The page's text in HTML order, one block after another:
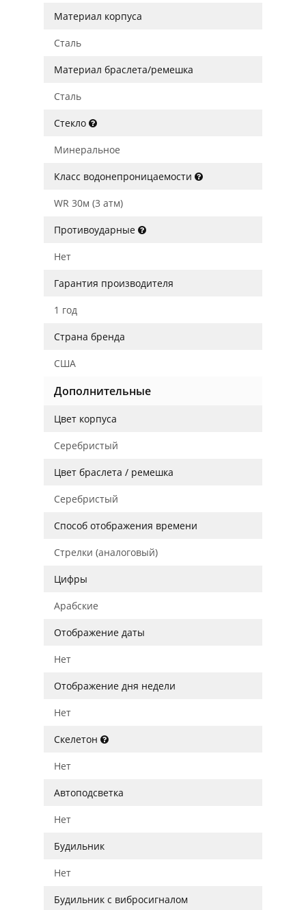
Материал корпуса
Сталь
Материал браслета/ремешка
Сталь
Стекло
Минеральное
Класс водонепроницаемости
WR 30м (3 атм)
Противоударные
Нет
Гарантия производителя
1 год
Страна бренда
США
Дополнительные
Цвет корпуса
Серебристый
Цвет браслета / ремешка
Серебристый
Способ отображения времени
Стрелки (аналоговый)
Цифры
Арабские
Отображение даты
Нет
Отображение дня недели
Нет
Скелетон
Нет
Автоподсветка
Нет
Будильник
Нет
Будильник с вибросигналом